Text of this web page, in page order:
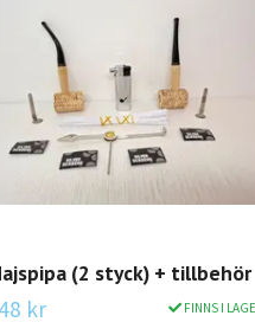
(2 styck) + tillbehör
kr FINNS I